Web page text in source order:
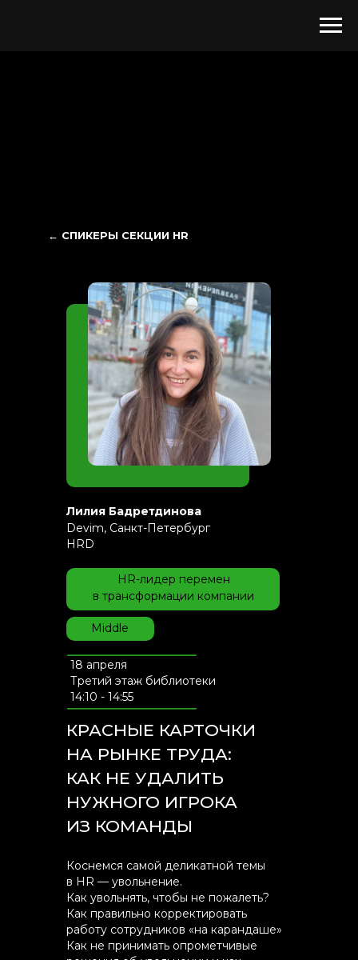
← СПИКЕРЫ СЕКЦИИ HR
КРАСНЫЕ КАРТОЧКИ
НА РЫНКЕ ТРУДА:
КАК НЕ УДАЛИТЬ
НУЖНОГО ИГРОКА
ИЗ КОМАНДЫ
HR-лидер перемен
в трансформации компании
Коснемся самой деликатной темы
в HR — увольнение.
Как увольнять, чтобы не пожалеть?
Как правильно корректировать
работу сотрудников «на карандаше»
Как не принимать опрометчивые
Middle
Лилия Бадретдинова
Devim, Санкт-Петербург
HRD
18 апреля
Третий этаж библиотеки
14:10 - 14:55